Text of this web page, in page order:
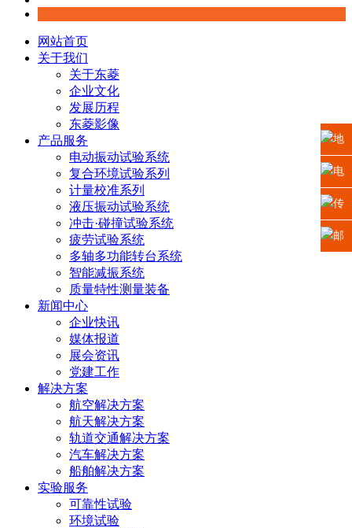
网站首页
关于我们
关于东菱
企业文化
发展历程
东菱影像
产品服务
电动振动试验系统
复合环境试验系列
计量校准系列
液压振动试验系统
冲击·碰撞试验系统
疲劳试验系统
多轴多功能转台系统
智能减振系统
质量特性测量装备
新闻中心
企业快讯
媒体报道
展会资讯
党建工作
解决方案
航空解决方案
航天解决方案
轨道交通解决方案
汽车解决方案
船舶解决方案
实验服务
可靠性试验
环境试验
地
址：
江苏
省苏
电
话：
0512-
传
真：
邮